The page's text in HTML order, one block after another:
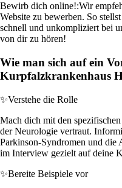
Bewirb dich online!:Wir
Website zu bewerben. So
schnell und unkompliziert bei
von dir zu hören!
Wie man sich auf ein
Kurpfalzkrankenhaus
✨Verstehe die Rolle
Mach dich mit den
der Neurologie vertraut.
Parkinson-Syndromen und
im Interview gezielt auf deine
✨Bereite Beispiele vor